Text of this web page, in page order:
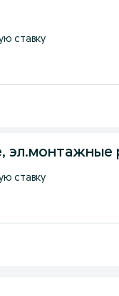
ставку
эл.монтажные
ставку